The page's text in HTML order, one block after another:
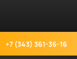
+7 (343) 361-36-16